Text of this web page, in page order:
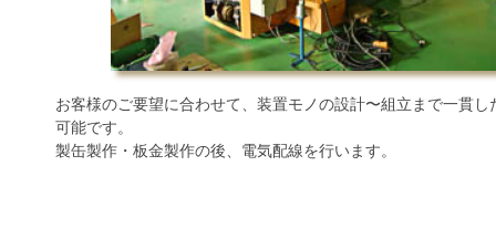
お客様のご要望に合わせて、装置モノの設計〜組立まで一貫し
可能です。
製缶製作・板金製作の後、電気配線を行います。